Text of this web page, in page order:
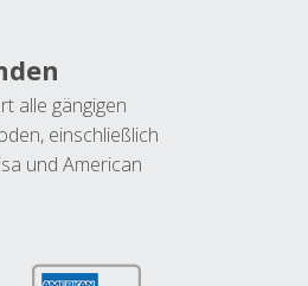
alle gängigen
einschließlich
und American